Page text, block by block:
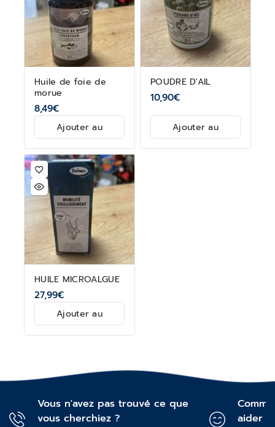
Huile de foie de
morue
8,49€
Ajouter au
POUDRE D'AIL
10,90€
Ajouter au
HUILE MICROALGUE
27,99€
Ajouter au
Vous n'avez pas trouvé ce que
vous cherchiez ?
aider ?